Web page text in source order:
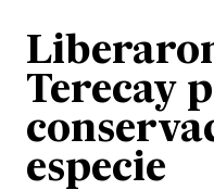
Terecay
especie